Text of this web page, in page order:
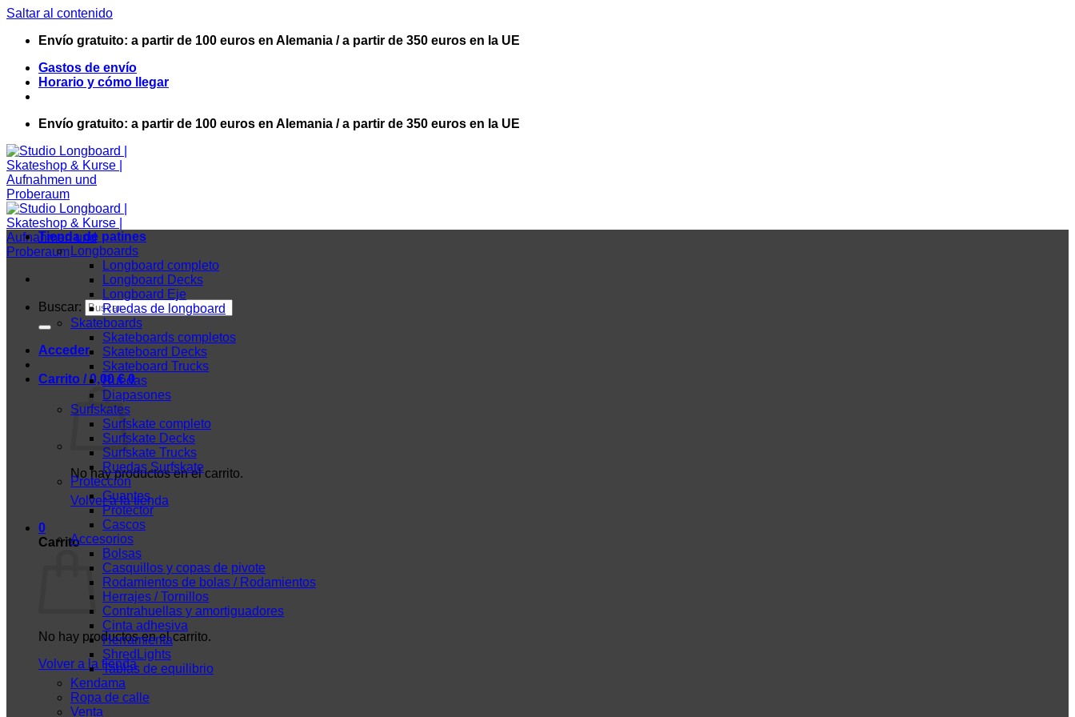
Saltar al contenido
Envío gratuito: a partir de 100 euros en Alemania / a partir de 350 euros en la UE
Gastos de envío
Horario y cómo llegar
Envío gratuito: a partir de 100 euros en Alemania / a partir de 350 euros en la UE
Buscar:
Acceder
Carrito /0,00€ 0
No hay productos en el carrito.
Volver a la tienda
0
Carrito
No hay productos en el carrito.
Volver a la tienda
Tienda de patines
Longboards
Longboard completo
Longboard Decks
Longboard Eje
Ruedas de longboard
Skateboards
Skateboards completos
Skateboard Decks
Skateboard Trucks
Ruedas
Diapasones
Surfskates
Surfskate completo
Surfskate Decks
Surfskate Trucks
Ruedas Surfskate
Protección
Guantes
Protector
Cascos
Accesorios
Bolsas
Casquillos y copas de pivote
Rodamientos de bolas / Rodamientos
Herrajes / Tornillos
Contrahuellas y amortiguadores
Cinta adhesiva
Herramienta
ShredLights
Tablas de equilibrio
Kendama
Ropa de calle
Venta